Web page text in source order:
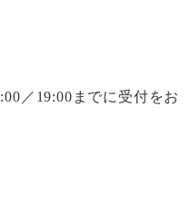
／19:00までに受付をお